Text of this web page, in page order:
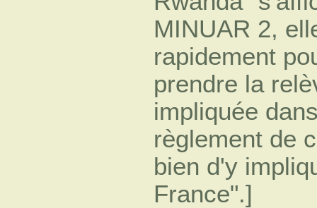
MINUAR 2,
rapidement
prendre la
impliquée
règlement de
bien d'y
France".]